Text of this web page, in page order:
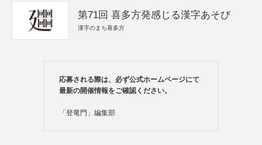
第71回 喜多方発感じる漢字あそび
漢字のまち喜多方
応募される際は、必ず公式ホームページにて
最新の開催情報をご確認ください。
「登竜門」編集部